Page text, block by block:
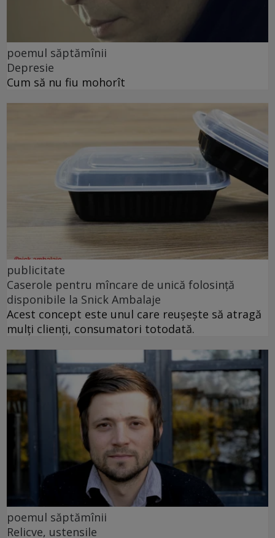
poemul săptămînii
Depresie
Cum să nu fiu mohorît
publicitate
Caserole pentru mîncare de unică folosință
disponibile la Snick Ambalaje
Acest concept este unul care reușește să atragă
mulți clienți, consumatori totodată.
poemul săptămînii
Relicve, ustensile